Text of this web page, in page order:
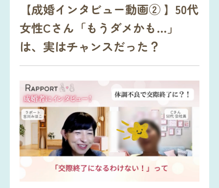
【成婚インタビュー動画② 】50代
女性Cさん「もうダメかも…」
は、実はチャンスだった？